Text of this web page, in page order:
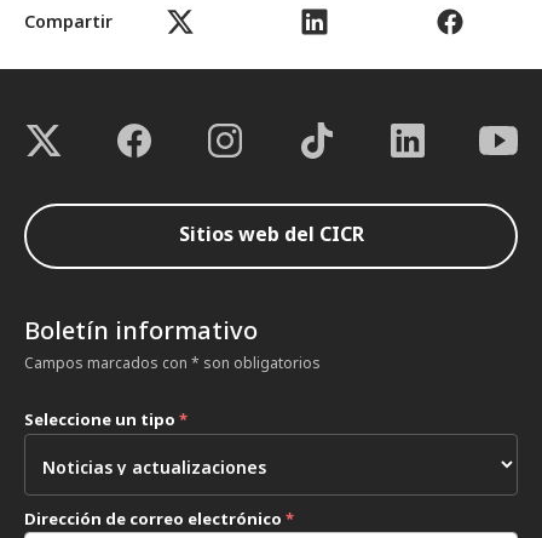
Compartir
Sitios web del CICR
Boletín informativo
Campos marcados con * son obligatorios
Seleccione un tipo *
Dirección de correo electrónico *